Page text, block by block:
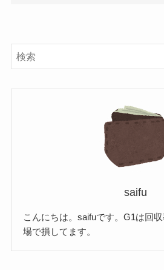
saifu
こんにちは。saifuです。G1は回
場で損してます。